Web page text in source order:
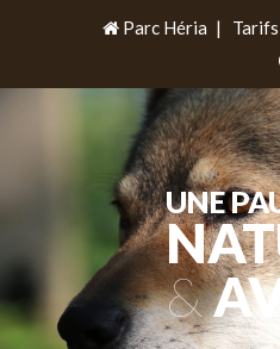
Parc Héria | Tarifs
UNE
&